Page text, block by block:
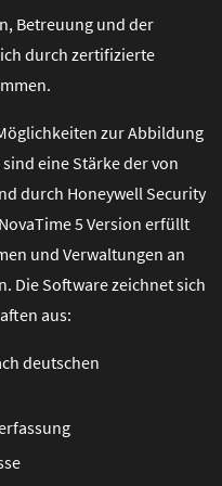
Betreuung und der
durch zertifizierte
zur Abbildung
eine Stärke der von
durch Honeywell Security
5 Version erfüllt
und Verwaltungen an
Die Software zeichnet sich
aus:
deutschen